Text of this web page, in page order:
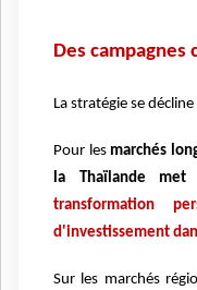
Des
La stratégie se
Pour les marchés
la Thaïlande
transformation
d'investissement
Sur les marchés